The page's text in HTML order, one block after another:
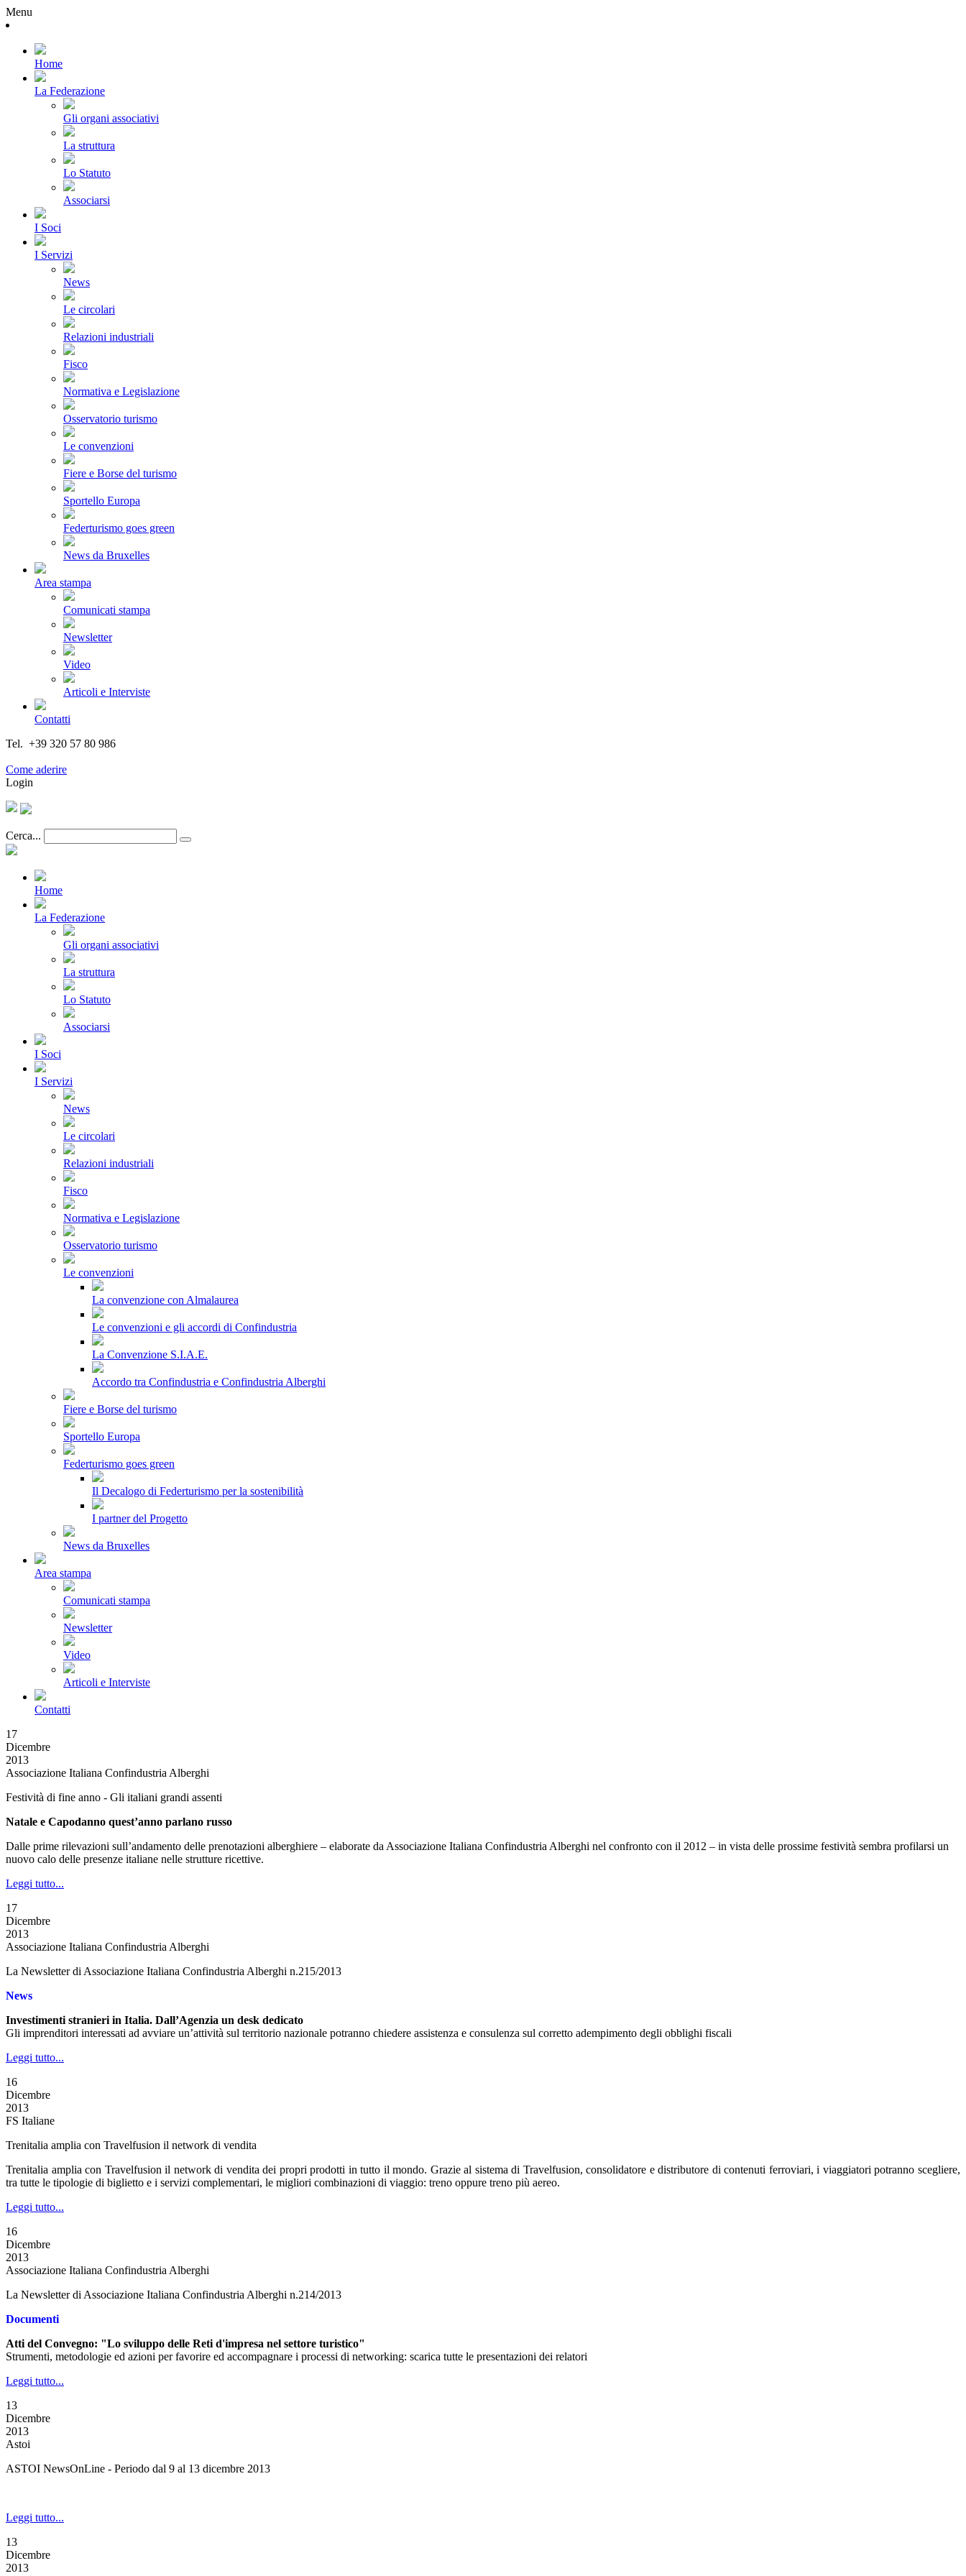
Menu
Home
La Federazione
Gli organi associativi
La struttura
Lo Statuto
Associarsi
I Soci
I Servizi
News
Le circolari
Relazioni industriali
Fisco
Normativa e Legislazione
Osservatorio turismo
Le convenzioni
Fiere e Borse del turismo
Sportello Europa
Federturismo goes green
News da Bruxelles
Area stampa
Comunicati stampa
Newsletter
Video
Articoli e Interviste
Contatti
Tel. +39 320 57 80 986
Come aderire
Login
Cerca...
Home
La Federazione
Gli organi associativi
La struttura
Lo Statuto
Associarsi
I Soci
I Servizi
News
Le circolari
Relazioni industriali
Fisco
Normativa e Legislazione
Osservatorio turismo
Le convenzioni
La convenzione con Almalaurea
Le convenzioni e gli accordi di Confindustria
La Convenzione S.I.A.E.
Accordo tra Confindustria e Confindustria Alberghi
Fiere e Borse del turismo
Sportello Europa
Federturismo goes green
Il Decalogo di Federturismo per la sostenibilità
I partner del Progetto
News da Bruxelles
Area stampa
Comunicati stampa
Newsletter
Video
Articoli e Interviste
Contatti
17
Dicembre
2013
Associazione Italiana Confindustria Alberghi
Festività di fine anno - Gli italiani grandi assenti
Natale e Capodanno quest’anno parlano russo
Dalle prime rilevazioni sull’andamento delle prenotazioni alberghiere – elaborate da Associazione Italiana Confindustria Alberghi nel confronto con il 2012 – in vista delle prossime festività sembra profilarsi un
nuovo calo delle presenze italiane nelle strutture ricettive.
Leggi tutto...
17
Dicembre
2013
Associazione Italiana Confindustria Alberghi
La Newsletter di Associazione Italiana Confindustria Alberghi n.215/2013
News
Investimenti stranieri in Italia. Dall’Agenzia un desk dedicato
Gli imprenditori interessati ad avviare un’attività sul territorio nazionale potranno chiedere assistenza e consulenza sul corretto adempimento degli obblighi fiscali
Leggi tutto...
16
Dicembre
2013
FS Italiane
Trenitalia amplia con Travelfusion il network di vendita
Trenitalia amplia con Travelfusion il network di vendita dei propri prodotti in tutto il mondo. Grazie al sistema di Travelfusion, consolidatore e distributore di contenuti ferroviari, i viaggiatori potranno scegliere,
tra tutte le tipologie di biglietto e i servizi complementari, le migliori combinazioni di viaggio: treno oppure treno più aereo.
Leggi tutto...
16
Dicembre
2013
Associazione Italiana Confindustria Alberghi
La Newsletter di Associazione Italiana Confindustria Alberghi n.214/2013
Documenti
Atti del Convegno: "Lo sviluppo delle Reti d'impresa nel settore turistico"
Strumenti, metodologie ed azioni per favorire ed accompagnare i processi di networking: scarica tutte le presentazioni dei relatori
Leggi tutto...
13
Dicembre
2013
Astoi
ASTOI NewsOnLine - Periodo dal 9 al 13 dicembre 2013
Leggi tutto...
13
Dicembre
2013